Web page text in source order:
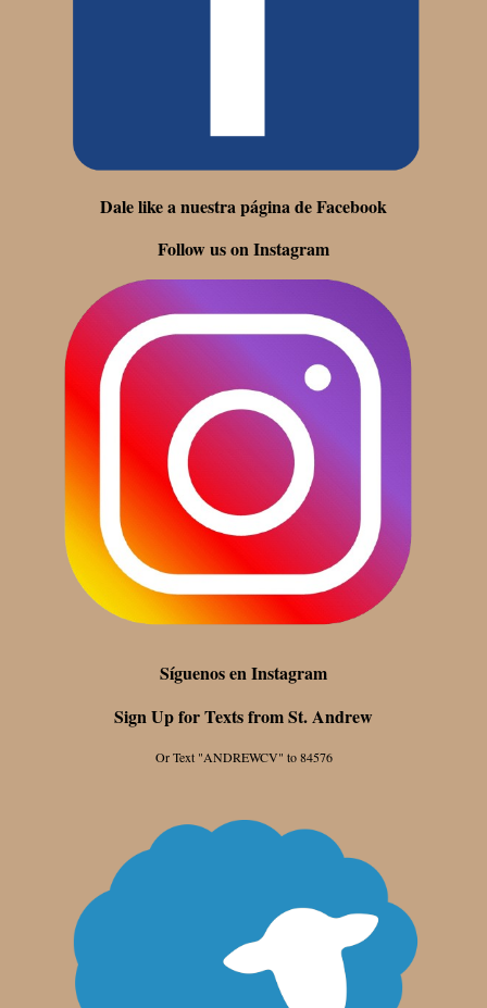
Dale like a nuestra página de Facebook
Follow us on Instagram
Síguenos en Instagram
Sign Up for Texts from St. Andrew
Or Text "ANDREWCV" to 84576